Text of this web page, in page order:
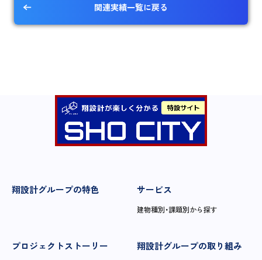
関連実績一覧に戻る
翔設計グループの特色 サービス
建物種別・課題別から探す
プロジェクトストーリー 翔設計グループの取り組み